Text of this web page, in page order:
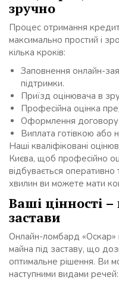
зручно
Процес отримання
максимально простий і
кілька кроків:
Заповнення онлайн-
підтримки.
Приїзд оцінювача в
Професійна оцінка
Оформлення договору
Виплата готівкою або
Наші кваліфіковані
Києва, щоб професійно
відбувається
хвилин ви можете мати
Ваші цінності
застави
Онлайн-ломбард «Оскар»
майна під заставу, що
оптимальне рішення. Ви
наступними видами речей: